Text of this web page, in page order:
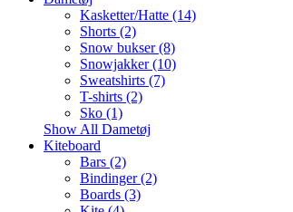
Kasketter/Hatte (14)
Shorts (2)
Snow bukser (8)
Snowjakker (10)
Sweatshirts (7)
T-shirts (2)
Sko (1)
Show All Dametøj
Kiteboard
Bars (2)
Bindinger (2)
Boards (3)